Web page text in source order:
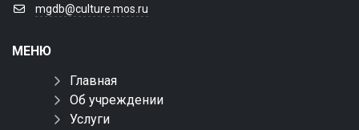
mgdb@culture.mos.ru
МЕНЮ
Главная
Об учреждении
Услуги